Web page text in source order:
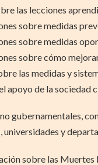
las lecciones
sobre medidas
sobre medidas
sobre cómo
las medidas y
apoyo de la
gubernamentales,
universidades y
sobre las